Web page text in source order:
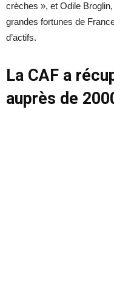
crèches », et Odile
grandes fortunes de
d’actifs.
La CAF a
auprès de